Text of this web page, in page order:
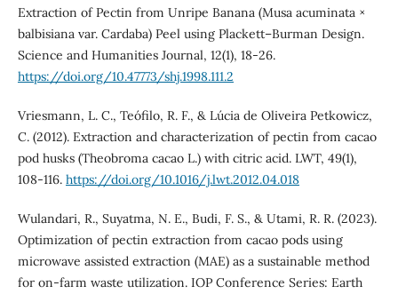
Extraction of Pectin from Unripe Banana (Musa acuminata ×
balbisiana var. Cardaba) Peel using Plackett–Burman Design.
Science and Humanities Journal, 12(1), 18-26.
https://doi.org/10.47773/shj.1998.111.2
Vriesmann, L. C., Teófilo, R. F., & Lúcia de Oliveira Petkowicz,
C. (2012). Extraction and characterization of pectin from cacao
pod husks (Theobroma cacao L.) with citric acid. LWT, 49(1),
108-116. https://doi.org/10.1016/j.lwt.2012.04.018
Wulandari, R., Suyatma, N. E., Budi, F. S., & Utami, R. R. (2023).
Optimization of pectin extraction from cacao pods using
microwave assisted extraction (MAE) as a sustainable method
for on-farm waste utilization. IOP Conference Series: Earth